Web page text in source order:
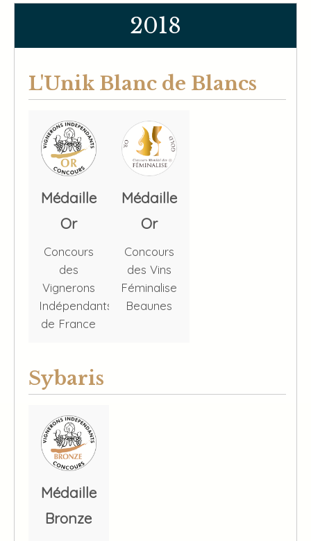
2018
L'Unik Blanc de Blancs
Médaille
Or
Concours
des
Vignerons
Indépendants
de France
Médaille
Or
Concours
des Vins
Féminalise
Beaunes
Sybaris
Médaille
Bronze